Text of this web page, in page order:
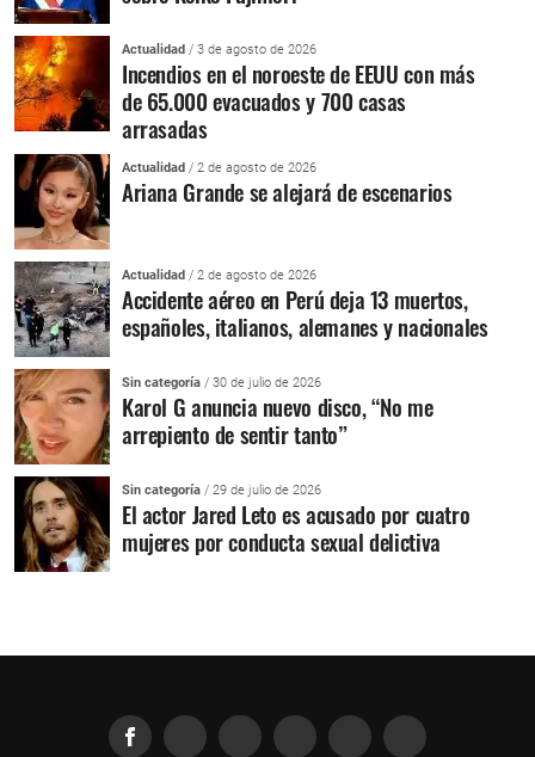
Actualidad / 3 de agosto de 2026
Incendios en el noroeste de EEUU con más
de 65.000 evacuados y 700 casas
arrasadas
Actualidad / 2 de agosto de 2026
Ariana Grande se alejará de escenarios
Actualidad / 2 de agosto de 2026
Accidente aéreo en Perú deja 13 muertos,
españoles, italianos, alemanes y nacionales
Sin categoría / 30 de julio de 2026
Karol G anuncia nuevo disco, “No me
arrepiento de sentir tanto”
Sin categoría / 29 de julio de 2026
El actor Jared Leto es acusado por cuatro
mujeres por conducta sexual delictiva